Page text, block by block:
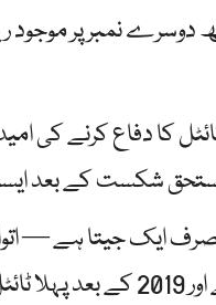
کا دفاع کرنے کی
شکست کے بعد